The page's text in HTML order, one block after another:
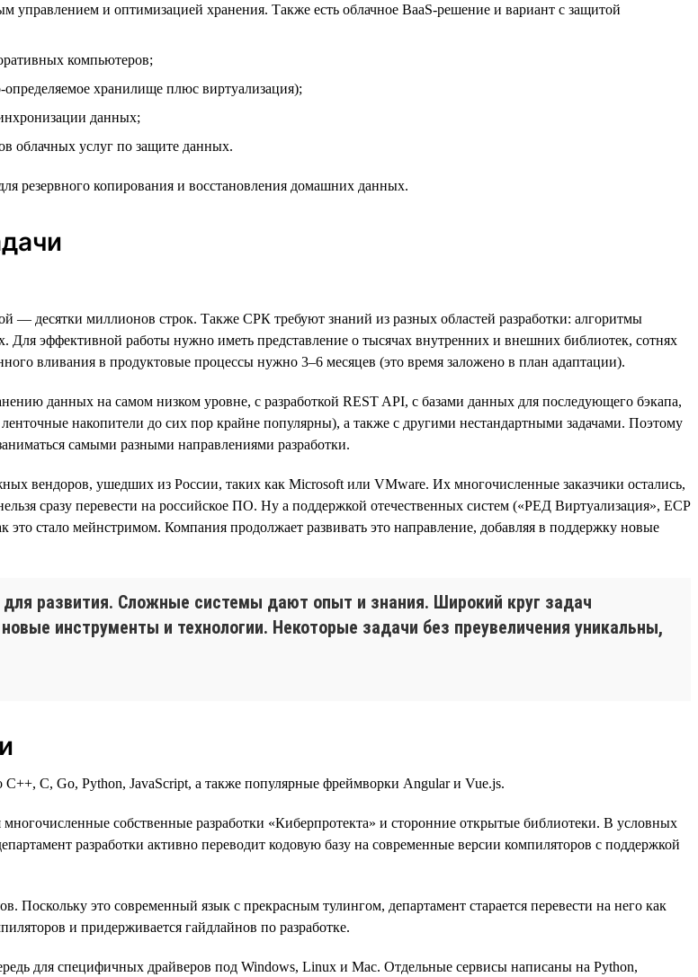
и оптимизацией хранения. Также есть облачное BaaS-решение и вариант с защитой
компьютеров;
хранилище плюс виртуализация);
данных;
облачных услуг по защите данных.
резервного копирования и восстановления домашних данных.
— десятки миллионов строк. Также СРК требуют знаний из разных областей разработки: алгоритмы
эффективной работы нужно иметь представление о тысячах внутренних и внешних библиотек, сотнях
вливания в продуктовые процессы нужно 3–6 месяцев (это время заложено в план адаптации).
данных на самом низком уровне, с разработкой REST API, с базами данных для последующего бэкапа,
накопители до сих пор крайне популярны), а также с другими нестандартными задачами. Поэтому
самыми разными направлениями разработки.
вендоров, ушедших из России, таких как Microsoft или VMware. Их многочисленные заказчики остались,
сразу перевести на российское ПО. Ну а поддержкой отечественных систем («РЕД Виртуализация», ECP
стало мейнстримом. Компания продолжает развивать это направление, добавляя в поддержку новые
развития. Сложные системы дают опыт и знания. Широкий круг задач
инструменты и технологии. Некоторые задачи без преувеличения уникальны,
C, Go, Python, JavaScript, а также популярные фреймворки Angular и Vue.js.
собственные разработки «Киберпротекта» и сторонние открытые библиотеки. В условных
разработки активно переводит кодовую базу на современные версии компиляторов с поддержкой
это современный язык с прекрасным тулингом, департамент старается перевести на него как
и придерживается гайдлайнов по разработке.
для специфичных драйверов под Windows, Linux и Mac. Отдельные сервисы написаны на Python,